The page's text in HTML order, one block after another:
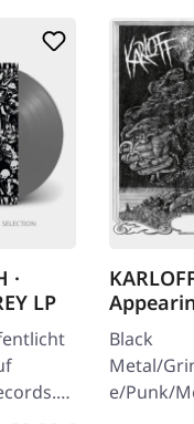
·
LP
auf
Black
Metal/
e/Punk/